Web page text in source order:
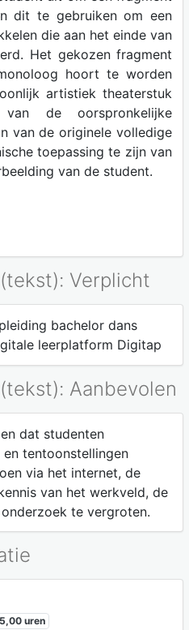
dit te gebruiken om een
die aan het einde van
Het gekozen fragment
hoort te worden
artistiek theaterstuk
de oorspronkelijke
van de originele volledige
toepassing te zijn van
van de student.
Verplicht
bachelor dans
leerplatform Digitap
Aanbevolen
dat studenten
tentoonstellingen
via het internet, de
van het werkveld, de
te vergroten.
uren